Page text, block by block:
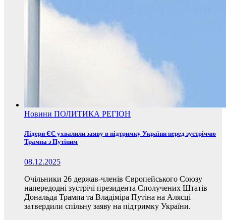
Новини ПОЛИТИКА РЕГІОН
Лідери ЄС ухвалили заяву в підтримку України перед зустріччю
Трампа з Путіним
08.12.2025
Очільники 26 держав-членів Європейського Союзу
напередодні зустрічі президента Сполучених Штатів
Дональда Трампа та Владіміра Путіна на Алясці
затвердили спільну заяву на підтримку України.